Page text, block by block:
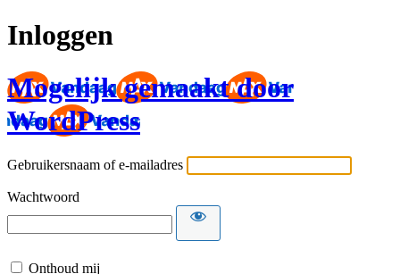
Inloggen
Mogelijk gemaakt door
WordPress
Gebruikersnaam of e-mailadres
Wachtwoord
Onthoud mij